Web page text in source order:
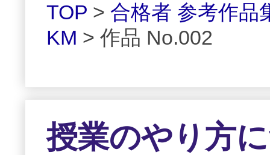
TOP > 合格者 参考作品
KM > 作品 No.002
授業のやり方